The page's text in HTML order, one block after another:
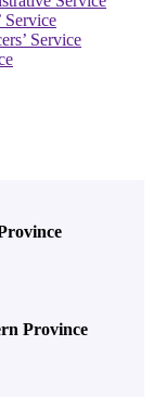
Service
Service
Province